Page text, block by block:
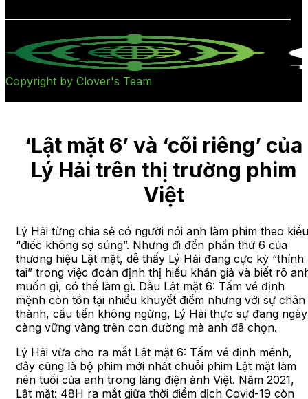
Copyright by Clover's Team
‘Lật mặt 6’ và ‘cõi riêng’ của
Lý Hải trên thị trường phim
Việt
Lý Hải từng chia sẻ có người nói anh làm phim theo kiểu
“điếc không sợ súng”. Nhưng đi đến phần thứ 6 của
thương hiệu Lật mặt, dễ thấy Lý Hải đang cực kỳ “thính
tai” trong việc đoán định thị hiếu khán giả và biết rõ
muốn gì, có thể làm gì. Dẫu Lật mặt 6: Tấm vé định
mệnh còn tồn tại nhiều khuyết điểm nhưng với sự chân
thành, cầu tiến không ngừng, Lý Hải thực sự đang ngày
càng vững vàng trên con đường mà anh đã chọn.
Lý Hải vừa cho ra mắt Lật mặt 6: Tấm vé định mệnh,
đây cũng là bộ phim mới nhất chuỗi phim Lật mặt làm
nên tuổi của anh trong làng điện ảnh Việt. Năm 2021,
Lật mặt: 48H ra mắt giữa thời điểm dịch Covid-19 còn